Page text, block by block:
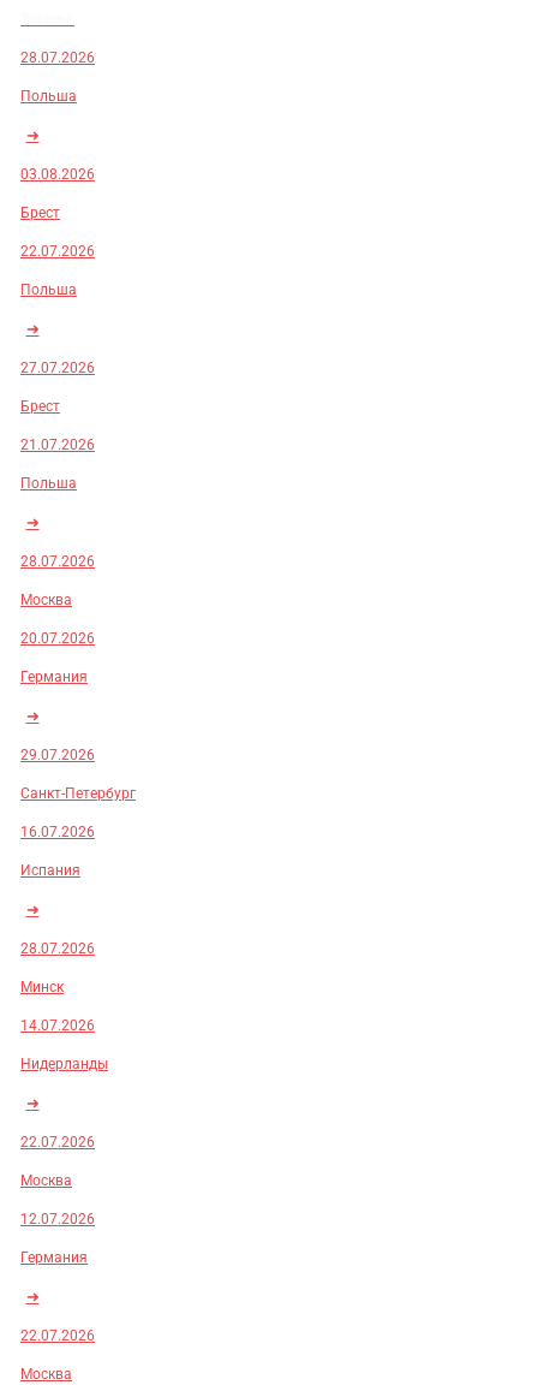
28.07.2026
Польша
➜
03.08.2026
Брест
22.07.2026
Польша
➜
27.07.2026
Брест
21.07.2026
Польша
➜
28.07.2026
Москва
20.07.2026
Германия
➜
29.07.2026
Санкт-Петербург
16.07.2026
Испания
➜
28.07.2026
Минск
14.07.2026
Нидерланды
➜
22.07.2026
Москва
12.07.2026
Германия
➜
22.07.2026
Москва